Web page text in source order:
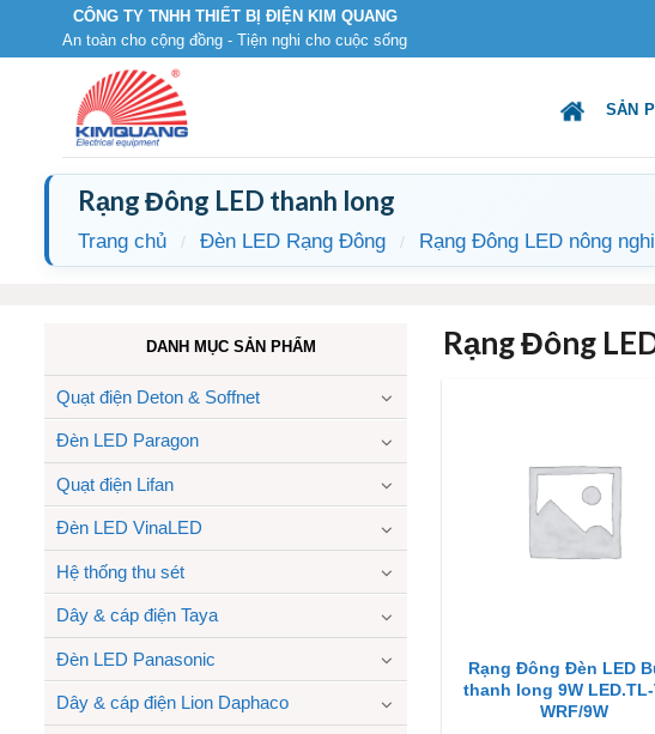
CÔNG TY TNHH THIẾT BỊ ĐIỆN KIM QUANG
An toàn cho cộng đồng - Tiện nghi cho cuộc sống
SẢN
Rạng Đông LED thanh long
Trang chủ / Đèn LED Rạng Đông / Rạng Đông LED nông
DANH MỤC SẢN PHẨM
Quạt điện Deton & Soffnet
Đèn LED Paragon
Quạt điện Lifan
Đèn LED VinaLED
Hệ thống thu sét
Dây & cáp điện Taya
Đèn LED Panasonic
Dây & cáp điện Lion Daphaco
Rạng Đông
Rạng Đông Đèn LED
thanh long 9W
WRF/9W